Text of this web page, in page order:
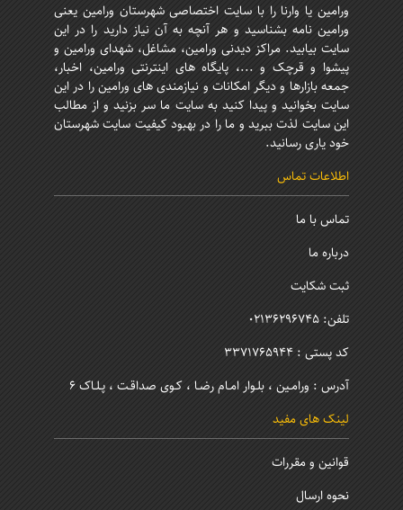
ورامین یا وارنا را با سایت اختصاصی شهرستان ورامین یعنی
ورامین نامه بشناسید و هر آنچه به آن نیاز دارید را در این
سایت بیابید. مراکز دیدنی ورامین، مشاغل، شهدای ورامین و
پیشوا و قرچک و ...، پایگاه های اینترنتی ورامین، اخبار،
جمعه بازارها و دیگر امکانات و نیازمندی های ورامین را در این
سایت بخوانید و پیدا کنید به سایت ما سر بزنید و از مطالب
این سایت لذت ببرید و ما را در بهبود کیفیت سایت شهرستان
خود یاری رسانید.
اطلاعات تماس
تماس با ما
درباره ما
ثبت شکایت
تلفن: 02136296745
کد پستی : 3371765944
آدرس : ورامـین ، بلـوار امـام رضـا ، کـوی صداقـت ، پـلـاک 6
لینک های مفید
قوانین و مقررات
نحوه ارسال